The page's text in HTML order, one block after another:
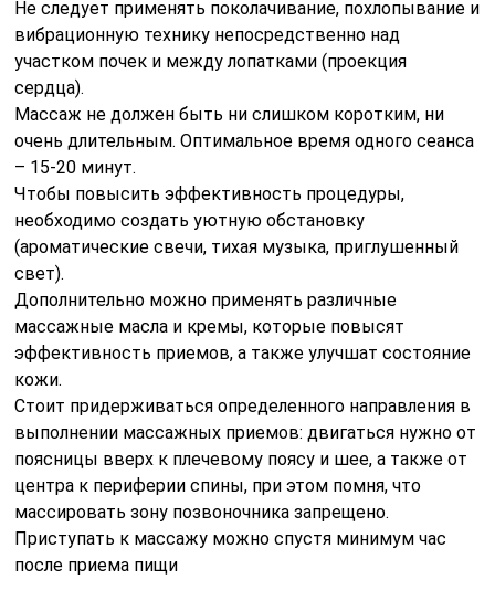
Не следует применять поколачивание, похлопывание и
вибрационную технику непосредственно над
участком почек и между лопатками (проекция
сердца).
Массаж не должен быть ни слишком коротким, ни
очень длительным. Оптимальное время одного сеанса
– 15-20 минут.
Чтобы повысить эффективность процедуры,
необходимо создать уютную обстановку
(ароматические свечи, тихая музыка, приглушенный
свет).
Дополнительно можно применять различные
массажные масла и кремы, которые повысят
эффективность приемов, а также улучшат состояние
кожи.
Стоит придерживаться определенного направления в
выполнении массажных приемов: двигаться нужно от
поясницы вверх к плечевому поясу и шее, а также от
центра к периферии спины, при этом помня, что
массировать зону позвоночника запрещено.
Приступать к массажу можно спустя минимум час
после приема пищи